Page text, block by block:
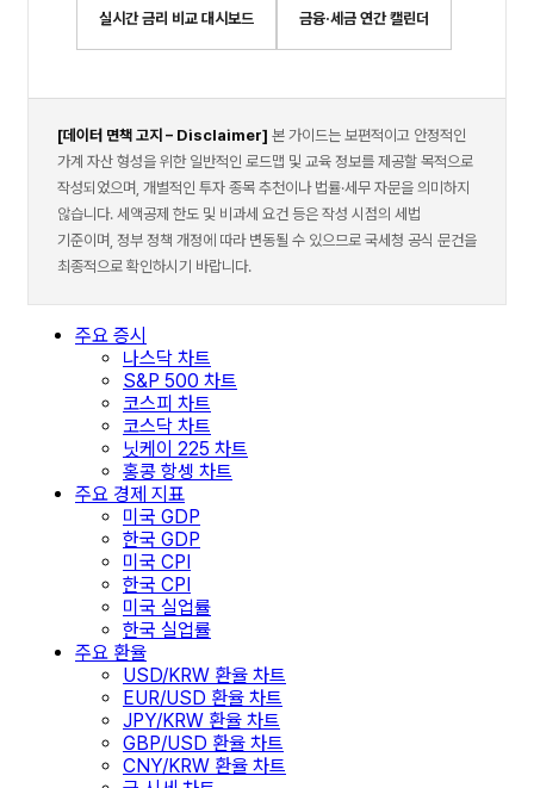
실시간 금리 비교 대시보드 금융·세금 연간 캘린더
[데이터 면책 고지 – Disclaimer] 본 가이드는 보편적이고 안정적인
가계 자산 형성을 위한 일반적인 로드맵 및 교육 정보를 제공할 목적으로
작성되었으며, 개별적인 투자 종목 추천이나 법률·세무 자문을 의미하지
않습니다. 세액공제 한도 및 비과세 요건 등은 작성 시점의 세법
기준이며, 정부 정책 개정에 따라 변동될 수 있으므로 국세청 공식 문건을
최종적으로 확인하시기 바랍니다.
주요 증시
나스닥 차트
S&P 500 차트
코스피 차트
코스닥 차트
닛케이 225 차트
홍콩 항셍 차트
주요 경제 지표
미국 GDP
한국 GDP
미국 CPI
한국 CPI
미국 실업률
한국 실업률
주요 환율
USD/KRW 환율 차트
EUR/USD 환율 차트
JPY/KRW 환율 차트
GBP/USD 환율 차트
CNY/KRW 환율 차트